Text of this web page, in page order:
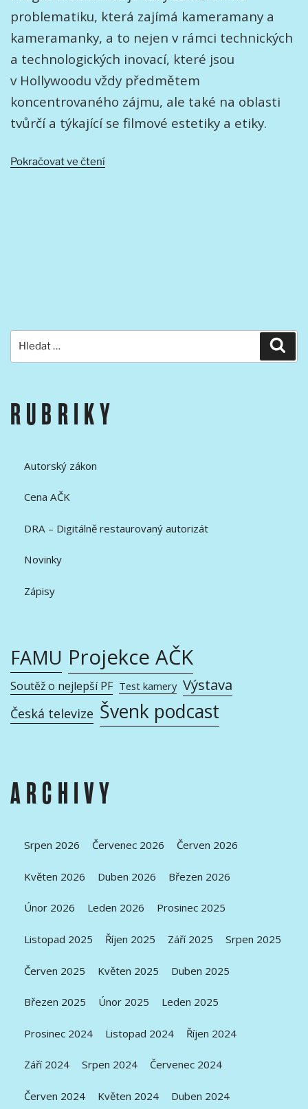
problematiku, která zajímá kameramany a
kameramanky, a to nejen v rámci technických
a technologických inovací, které jsou
v Hollywoodu vždy předmětem
koncentrovaného zájmu, ale také na oblasti
tvůrčí a týkající se filmové estetiky a etiky.
Pokračovat ve čtení„Mezinárodní
RUBRIKY
Autorský zákon
Cena AČK
DRA – Digitálně restaurovaný autorizát
Novinky
Zápisy
FAMU Projekce AČK
Soutěž o nejlepší PF Test kamery Výstava
Česká televize Švenk podcast
ARCHIVY
Srpen 2026 Červenec 2026 Červen 2026
Květen 2026 Duben 2026 Březen 2026
Únor 2026 Leden 2026 Prosinec 2025
Listopad 2025 Říjen 2025 Září 2025 Srpen 2025
Červen 2025 Květen 2025 Duben 2025
Březen 2025 Únor 2025 Leden 2025
Prosinec 2024 Listopad 2024 Říjen 2024
Září 2024 Srpen 2024 Červenec 2024
Červen 2024 Květen 2024 Duben 2024